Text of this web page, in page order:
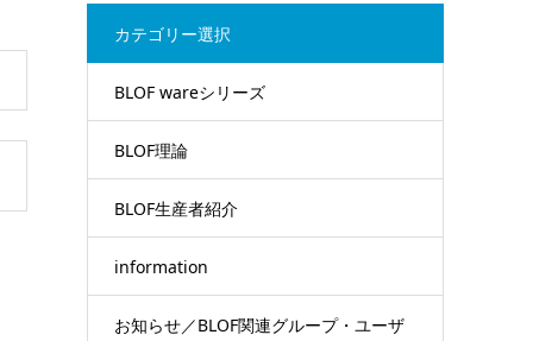
カテゴリー選択
BLOF wareシリーズ
BLOF理論
BLOF生産者紹介
information
お知らせ／BLOF関連グループ・ユーザ